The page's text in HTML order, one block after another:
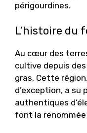
périgourdines.
L’histoire du
Au cœur des
cultive depuis
gras. Cette
d’exception, a su
authentiques
font la